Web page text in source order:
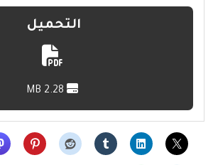
التحميل